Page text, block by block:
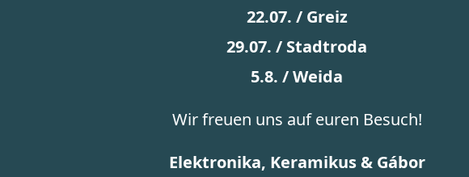
22.07. / Greiz
29.07. / Stadtroda
5.8. / Weida
Wir freuen uns auf euren Besuch!
Elektronika, Keramikus & Gábor